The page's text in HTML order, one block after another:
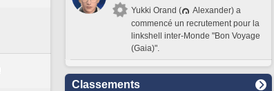
Yukki Orand (
Alexander) a
commencé un recrutement pour la
linkshell inter-Monde "Bon Voyage
(Gaia)".
Classements